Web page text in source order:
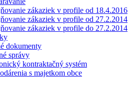
zákaziek v profile od 18.4.2016
zákaziek v profile od 27.2.2014
zákaziek v profile do 27.2.2014
dokumenty
správy
kontraktačný systém
s majetkom obce